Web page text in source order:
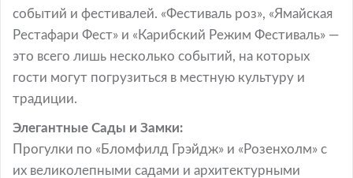
событий и фестивалей. «Фестиваль роз», «Ямайская
Рестафари Фест» и «Карибский Режим Фестиваль» —
это всего лишь несколько событий, на которых
гости могут погрузиться в местную культуру и
традиции.
Элегантные Сады и Замки:
Прогулки по «Бломфилд Грэйдж» и «Розенхолм» с
их великолепными садами и архитектурными